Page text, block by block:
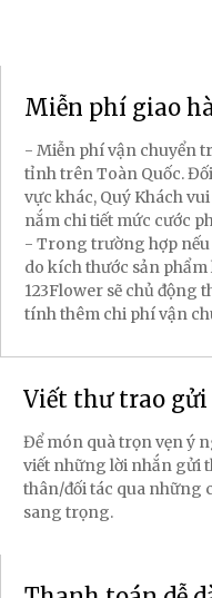
Miễn phí giao
- Miễn phí vận chuyển
tỉnh trên Toàn Quốc.
vực khác, Quý Khách
nắm chi tiết mức cước
- Trong trường hợp
do kích thước sản
123Flower sẽ chủ động
tính thêm chi phí vận
Viết thư trao
Để món quà trọn vẹn ý
viết những lời nhắn gửi
thân/đối tác qua những
sang trọng.